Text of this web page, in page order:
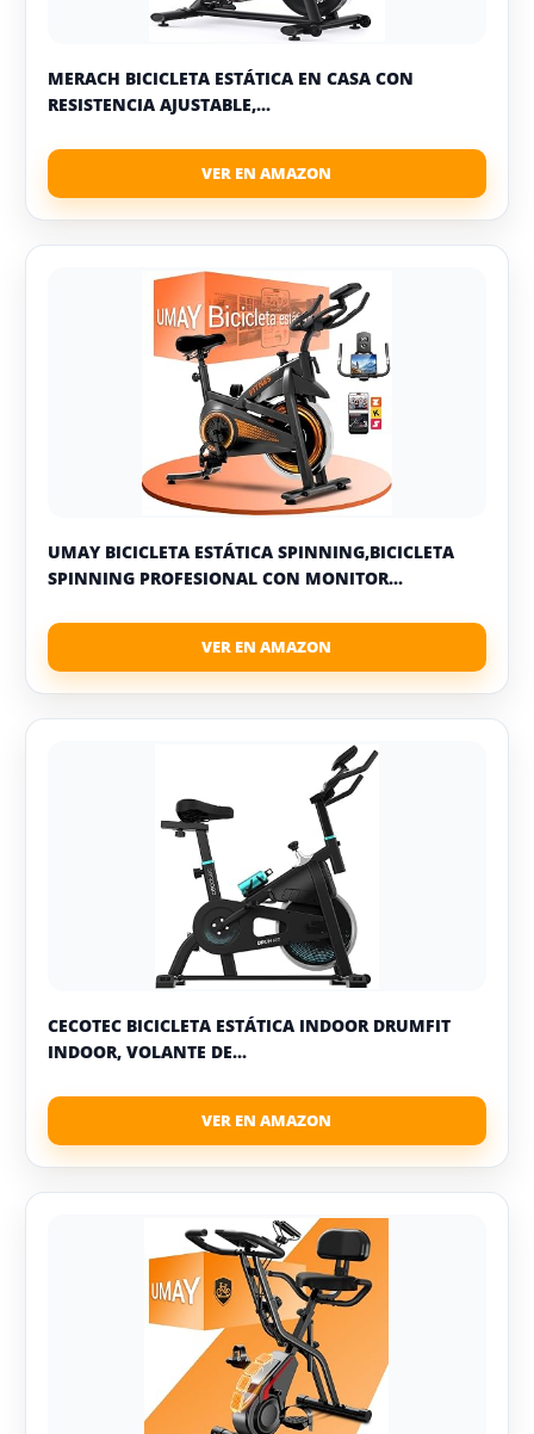
MERACH BICICLETA ESTÁTICA EN CASA CON
RESISTENCIA AJUSTABLE,...
UMAY BICICLETA ESTÁTICA SPINNING,BICICLETA
SPINNING PROFESIONAL CON MONITOR...
CECOTEC BICICLETA ESTÁTICA INDOOR DRUMFIT
INDOOR, VOLANTE DE...